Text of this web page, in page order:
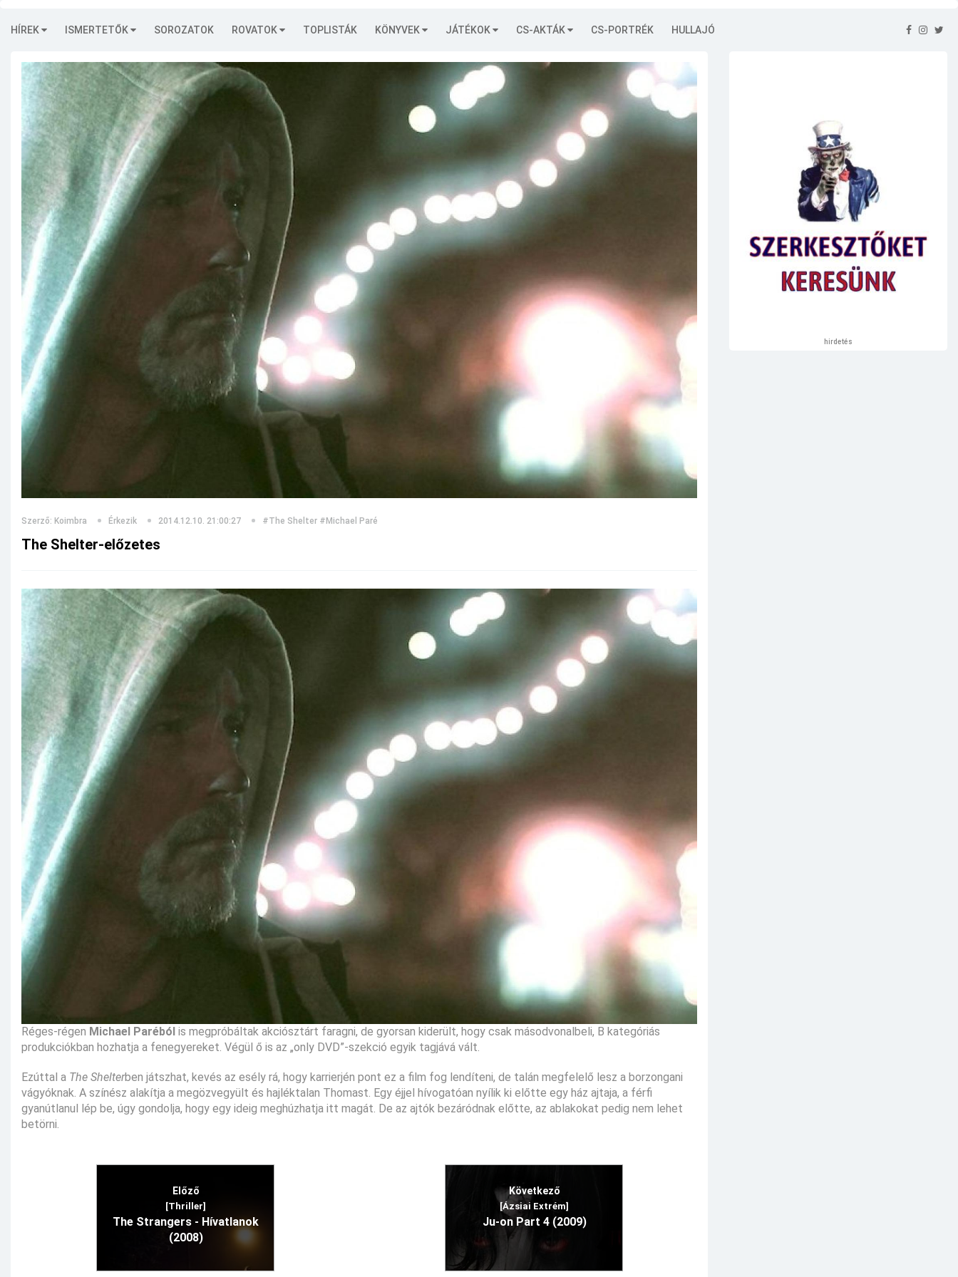
HÍREK ISMERTETŐK SOROZATOK ROVATOK TOPLISTÁK KÖNYVEK JÁTÉKOK CS-AKTÁK CS-PORTRÉK HULLAJÓ
Szerző: Koimbra Érkezik 2014.12.10. 21:00:27 #The Shelter #Michael Paré
The Shelter-előzetes
Réges-régen Michael Paréból is megpróbáltak akciósztárt faragni, de gyorsan kiderült, hogy csak másodvonalbeli, B kategóriás
produkciókban hozhatja a fenegyereket. Végül ő is az „only DVD”-szekció egyik tagjává vált.
Ezúttal a The Shelterben játszhat, kevés az esély rá, hogy karrierjén pont ez a film fog lendíteni, de talán megfelelő lesz a borzongani
vágyóknak. A színész alakítja a megözvegyült és hajléktalan Thomast. Egy éjjel hívogatóan nyílik ki előtte egy ház ajtaja, a férfi
gyanútlanul lép be, úgy gondolja, hogy egy ideig meghúzhatja itt magát. De az ajtók bezáródnak előtte, az ablakokat pedig nem lehet
betörni.
Előző
[Thriller]
The Strangers - Hívatlanok
(2008)
Következő
[Ázsiai Extrém]
Ju-on Part 4 (2009)
hirdetés